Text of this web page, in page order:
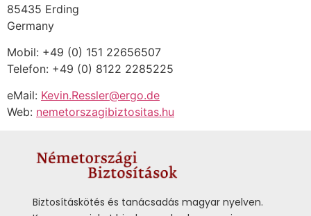
85435 Erding
Germany
Mobil: +49 (0) 151 22656507
Telefon: +49 (0) 8122 2285225
eMail: Kevin.Ressler@ergo.de
Web: nemetorszagibiztositas.hu
Biztosításkötés és tanácsadás magyar nyelven.